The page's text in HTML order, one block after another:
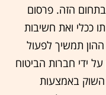
הזה. פרסום
ככלי ואת חשיבות
תמשיך לפעול
ידי חברות הביטוח
השוק באמצעות